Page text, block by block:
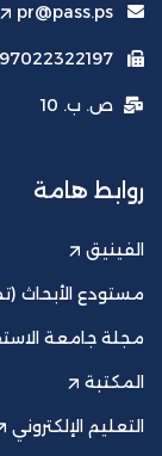
pr@pass.ps
ص. ب. 10
روابط هامة
الفينيق
مستودع الأبحاث
مجلة جامعة
المكتبة
التعليم الإلكتروني